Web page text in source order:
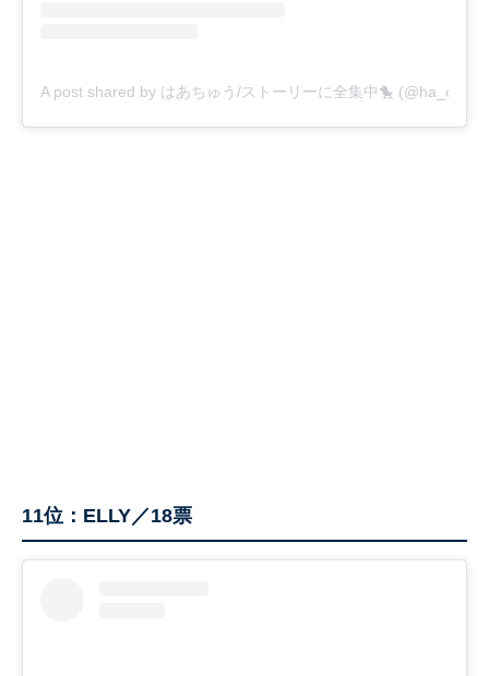
A post shared by はあちゅう/ストーリーに全集中🐤 (@ha_chu)
11位：ELLY／18票